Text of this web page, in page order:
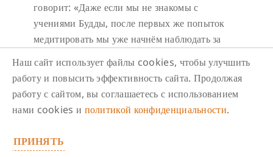
говорит: «Даже если мы не знакомы с
учениями Будды, после первых же попыток
медитировать мы уже начнём наблюдать за
утихают наши беспокоящие эмоции и им на
смену всё быстрее приходят позитивные
мысли. Мы безмятежны, потому что далеки от
прежних тревожных мыслей, которые, если
страху, одиночеству, депрессии и так далее».
Наш сайт использует файлы cookies, чтобы улучшить
работу и повысить эффективность сайта. Продолжая
работу с сайтом, вы соглашаетесь с использованием
нами cookies и политикой конфиденциальности.
ПРИНЯТЬ